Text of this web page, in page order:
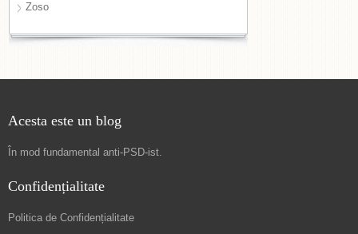
Zoso
Acesta este un blog
În mod fundamental anti-PSD-ist.
Confidențialitate
Politica de Confidențialitate